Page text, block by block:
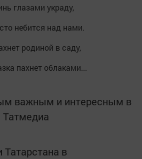
глазами украду,
небится над нами.
родиной в саду,
пахнет облаками...
важным и интересным в
Татмедиа
Татарстана в